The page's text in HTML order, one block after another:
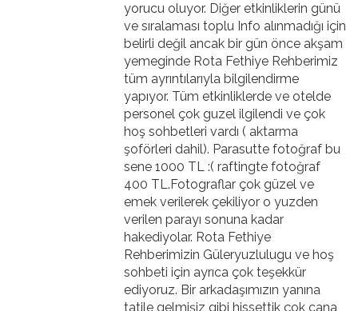
yorucu oluyor. Diğer etkinliklerin günü
ve sıralaması toplu Info alınmadığı için
belirli değil ancak bir gün önce akşam
yemeginde Rota Fethiye Rehberimiz
tüm ayrıntılarıyla bilgilendirme
yapıyor. Tüm etkinliklerde ve otelde
personel çok guzel ilgilendi ve çok
hoş sohbetleri vardı ( aktarma
şoförleri dahil). Parasutte fotoğraf bu
sene 1000 TL :( raftingte fotoğraf
400 TL.Fotograflar çok güzel ve
emek verilerek çekiliyor o yuzden
verilen parayı sonuna kadar
hakediyolar. Rota Fethiye
Rehberimizin Güleryuzlulugu ve hoş
sohbeti için ayrıca çok teşekkür
ediyoruz. Bir arkadaşımızın yanına
tatile gelmişiz gibi hissettik çok cana